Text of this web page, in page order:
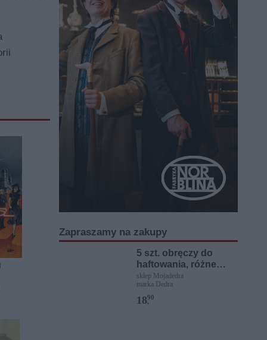
Zapraszamy na zakupy
5 szt. obręczy do
haftowania, różne
rozmiary
sklep Mojadedra
marka Dedra
18,
90